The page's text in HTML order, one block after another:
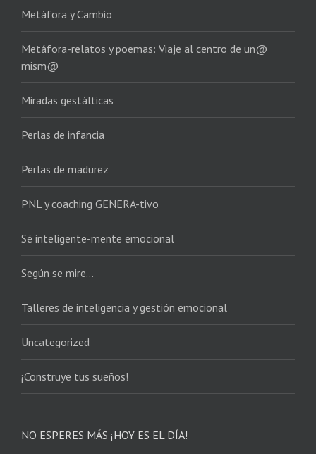
Metáfora y Cambio
Metáfora-relatos y poemas: Viaje al centro de un@
mism@
Miradas gestálticas
Perlas de infancia
Perlas de madurez
PNL y coaching GENERA-tivo
Sé inteligente-mente emocional
Según se mire…
Talleres de inteligencia y gestión emocional
Uncategorized
¡Construye tus sueños!
NO ESPERES MÁS ¡HOY ES EL DÍA!